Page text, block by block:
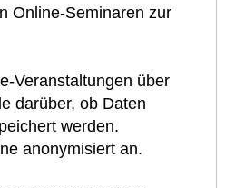
Online-Seminaren zur
Veranstaltungen über
darüber, ob Daten
werden.
anonymisiert an.